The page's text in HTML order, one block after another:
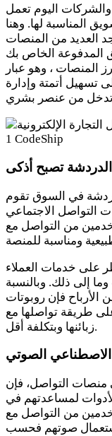
والشركات اليوم تعمل
المناسبة لها. وهنا
العديد من المنصات
المدفوعة الخاص بك
المنصات ، وهو عبار
تسهيل أتمتة وإدارة
في السوق تقوم
التواصل الاجتماعي
من التواصل مع
على خدمات العملاء
وما إلى ذلك. وبالنسبة
فإن روبوتات
طريقة تواصلها مع
زبائنها وبتكلفة أقل.
منصات التواصل، فإن
لمساعدتهم في
من التواصل مع